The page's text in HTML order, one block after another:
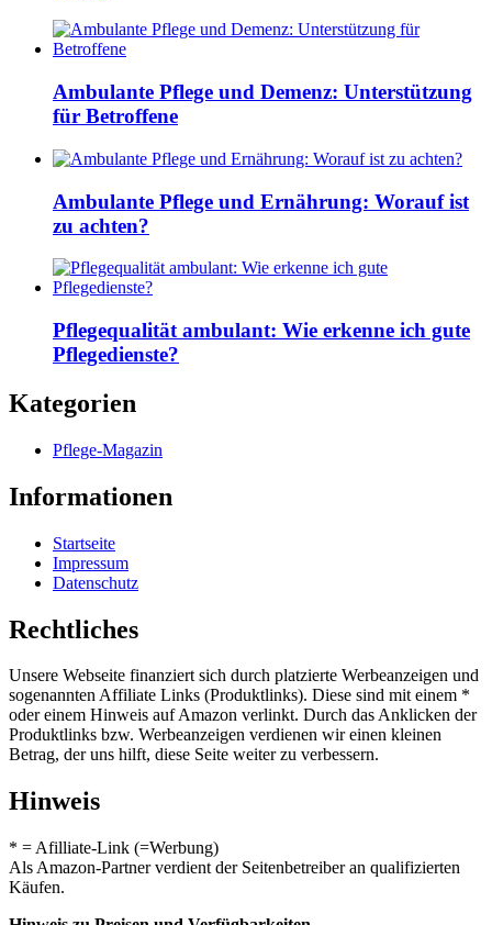
Ambulante Pflege und Demenz: Unterstützung
für Betroffene
Ambulante Pflege und Ernährung: Worauf ist
zu achten?
Pflegequalität ambulant: Wie erkenne ich gute
Pflegedienste?
Kategorien
Pflege-Magazin
Informationen
Startseite
Impressum
Datenschutz
Rechtliches
Unsere Webseite finanziert sich durch platzierte Werbeanzeigen und
sogenannten Affiliate Links (Produktlinks). Diese sind mit einem *
oder einem Hinweis auf Amazon verlinkt. Durch das Anklicken der
Produktlinks bzw. Werbeanzeigen verdienen wir einen kleinen
Betrag, der uns hilft, diese Seite weiter zu verbessern.
Hinweis
* = Afilliate-Link (=Werbung)
Als Amazon-Partner verdient der Seitenbetreiber an qualifizierten
Käufen.